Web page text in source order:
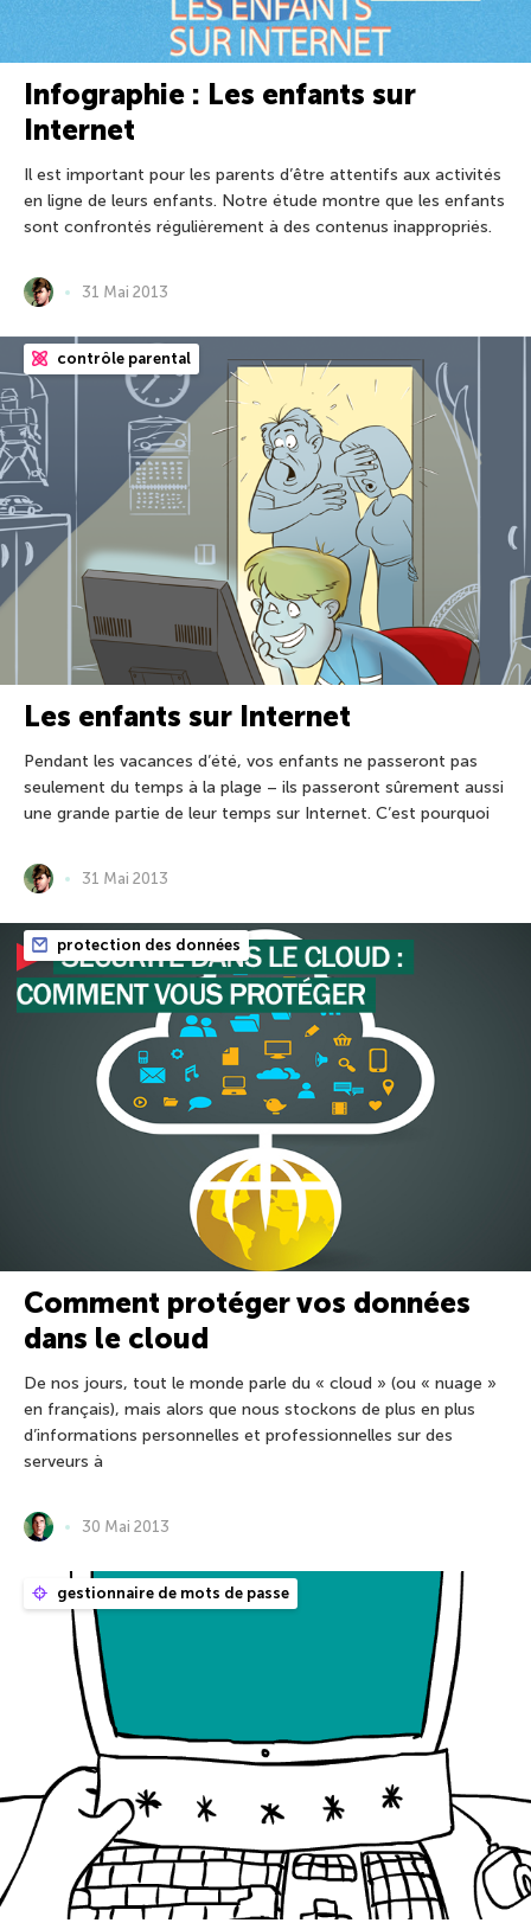
Infographie : Les enfants sur
Internet
Il est important pour les parents d’être attentifs aux activités
en ligne de leurs enfants. Notre étude montre que les enfants
sont confrontés régulièrement à des contenus inappropriés.
31 Mai 2013
contrôle parental
Les enfants sur Internet
Pendant les vacances d’été, vos enfants ne passeront pas
seulement du temps à la plage – ils passeront sûrement aussi
une grande partie de leur temps sur Internet. C’est pourquoi
31 Mai 2013
protection des données
Comment protéger vos données
dans le cloud
De nos jours, tout le monde parle du « cloud » (ou « nuage »
en français), mais alors que nous stockons de plus en plus
d’informations personnelles et professionnelles sur des
serveurs à
30 Mai 2013
gestionnaire de mots de passe